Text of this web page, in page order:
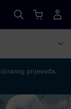
prijevoda.